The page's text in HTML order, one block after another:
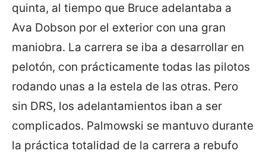
quinta, al tiempo que Bruce adelantaba a
Ava Dobson por el exterior con una gran
maniobra. La carrera se iba a desarrollar en
pelotón, con prácticamente todas las pilotos
rodando unas a la estela de las otras. Pero
sin DRS, los adelantamientos iban a ser
complicados. Palmowski se mantuvo durante
la práctica totalidad de la carrera a rebufo